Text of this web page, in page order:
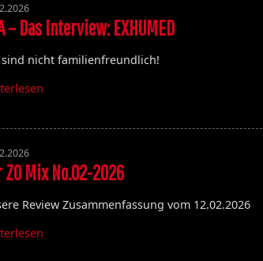
– Das Interview: EXHUMED
nicht familienfreundlich!
ZO Mix No.02-2026
Review Zusammenfassung vom 12.02.2026